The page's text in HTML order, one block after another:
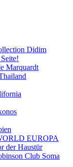
Didim
Marquardt
EUROPA
der Haustür
Club Soma